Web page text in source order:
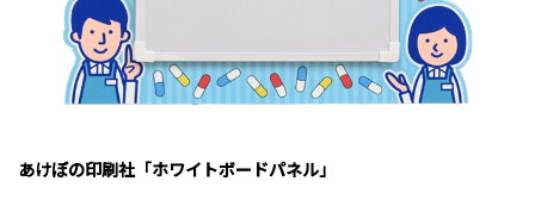
あけぼの印刷社「ホワイトボードパネル」